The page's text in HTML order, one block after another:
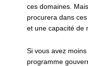
ces domaines.
procurera dans
et une capacité de
Si vous avez
programme